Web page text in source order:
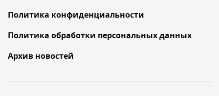
Политика конфиденциальности
Политика обработки персональных данных
Архив новостей